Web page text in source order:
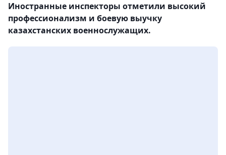
Иностранные инспекторы отметили высокий
профессионализм и боевую выучку
казахстанских военнослужащих.